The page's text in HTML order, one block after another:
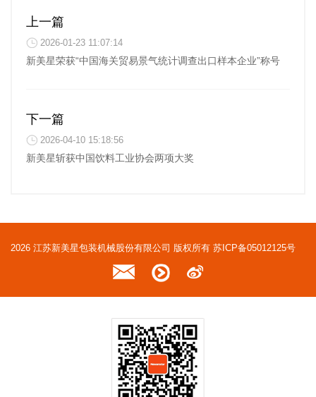
上一篇
2026-01-23 11:07:14
新美星荣获“中国海关贸易景气统计调查出口样本企业”称号
下一篇
2026-04-10 15:18:56
新美星斩获中国饮料工业协会两项大奖
2026 江苏新美星包装机械股份有限公司 版权所有 苏ICP备05012125号